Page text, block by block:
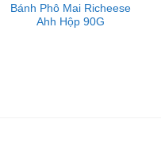
Bánh Phô Mai Richeese
Ahh Hộp 90G